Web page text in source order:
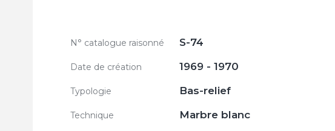
N° catalogue raisonné S-74
Date de création 1969 - 1970
Typologie Bas-relief
Technique Marbre blanc